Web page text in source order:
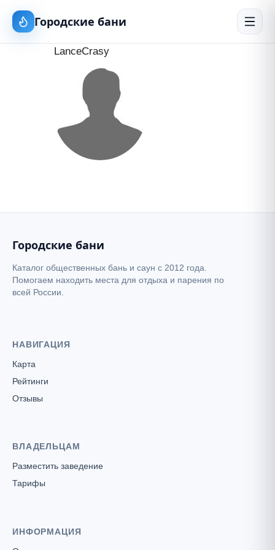
Городские бани
LanceCrasy
Городские бани
Каталог общественных бань и саун с 2012 года.
Помогаем находить места для отдыха и парения по
всей России.
НАВИГАЦИЯ
Карта
Рейтинги
Отзывы
ВЛАДЕЛЬЦАМ
Разместить заведение
Тарифы
ИНФОРМАЦИЯ